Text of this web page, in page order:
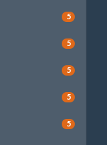
5
5
5
5
5